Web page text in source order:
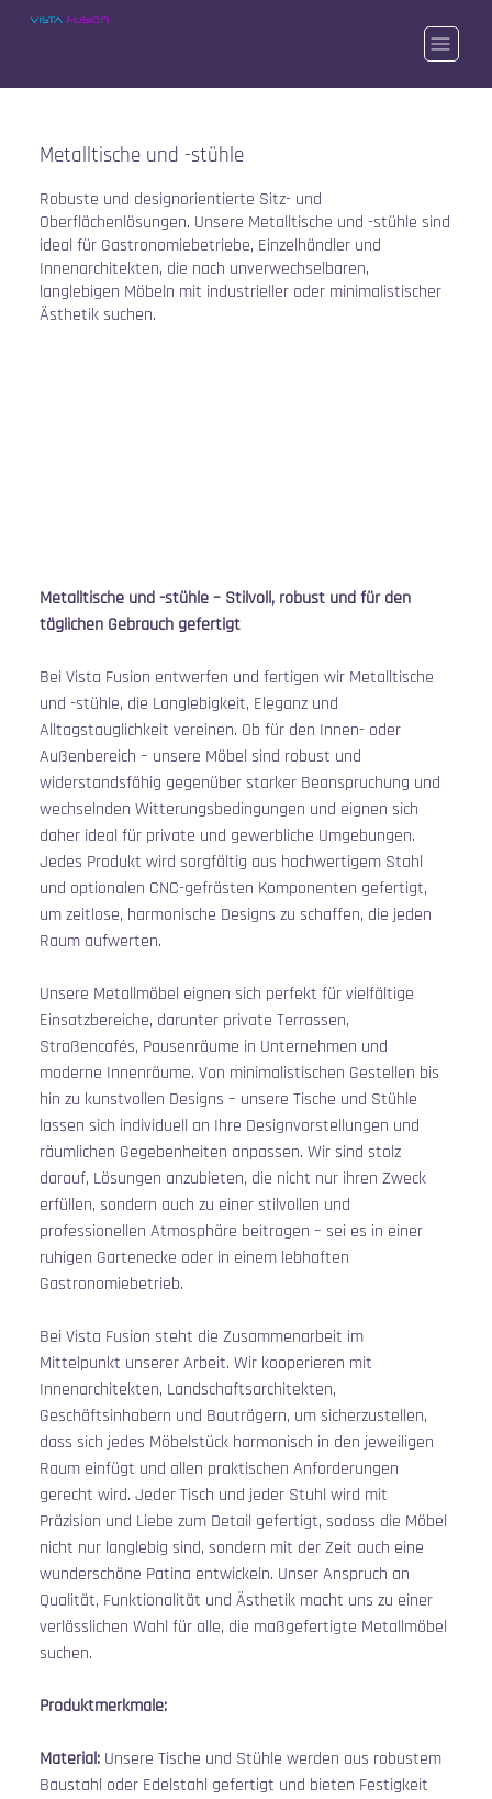
Metalltische und -stühle
Robuste und designorientierte Sitz- und
Oberflächenlösungen. Unsere Metalltische und -stühle sind
ideal für Gastronomiebetriebe, Einzelhändler und
Innenarchitekten, die nach unverwechselbaren,
langlebigen Möbeln mit industrieller oder minimalistischer
Ästhetik suchen.
Metalltische und -stühle – Stilvoll, robust und für den
täglichen Gebrauch gefertigt
Bei Vista Fusion entwerfen und fertigen wir Metalltische
und -stühle, die Langlebigkeit, Eleganz und
Alltagstauglichkeit vereinen. Ob für den Innen- oder
Außenbereich – unsere Möbel sind robust und
widerstandsfähig gegenüber starker Beanspruchung und
wechselnden Witterungsbedingungen und eignen sich
daher ideal für private und gewerbliche Umgebungen.
Jedes Produkt wird sorgfältig aus hochwertigem Stahl
und optionalen CNC-gefrästen Komponenten gefertigt,
um zeitlose, harmonische Designs zu schaffen, die jeden
Raum aufwerten.
Unsere Metallmöbel eignen sich perfekt für vielfältige
Einsatzbereiche, darunter private Terrassen,
Straßencafés, Pausenräume in Unternehmen und
moderne Innenräume. Von minimalistischen Gestellen bis
hin zu kunstvollen Designs – unsere Tische und Stühle
lassen sich individuell an Ihre Designvorstellungen und
räumlichen Gegebenheiten anpassen. Wir sind stolz
darauf, Lösungen anzubieten, die nicht nur ihren Zweck
erfüllen, sondern auch zu einer stilvollen und
professionellen Atmosphäre beitragen – sei es in einer
ruhigen Gartenecke oder in einem lebhaften
Gastronomiebetrieb.
Bei Vista Fusion steht die Zusammenarbeit im
Mittelpunkt unserer Arbeit. Wir kooperieren mit
Innenarchitekten, Landschaftsarchitekten,
Geschäftsinhabern und Bauträgern, um sicherzustellen,
dass sich jedes Möbelstück harmonisch in den jeweiligen
Raum einfügt und allen praktischen Anforderungen
gerecht wird. Jeder Tisch und jeder Stuhl wird mit
Präzision und Liebe zum Detail gefertigt, sodass die Möbel
nicht nur langlebig sind, sondern mit der Zeit auch eine
wunderschöne Patina entwickeln. Unser Anspruch an
Qualität, Funktionalität und Ästhetik macht uns zu einer
verlässlichen Wahl für alle, die maßgefertigte Metallmöbel
suchen.
Produktmerkmale:
Material: Unsere Tische und Stühle werden aus robustem
Baustahl oder Edelstahl gefertigt und bieten Festigkeit